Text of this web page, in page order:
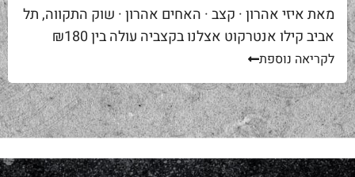
מאת איזי אהרון · קצב · האחים אהרון · שוק התקווה, תל
אביב קילו אנטרקוט אצלנו בקצביה עולה בין ₪180
ל-₪220. מחיר יפה – וגם מוצדק, כי זה...
לקריאה נוספת